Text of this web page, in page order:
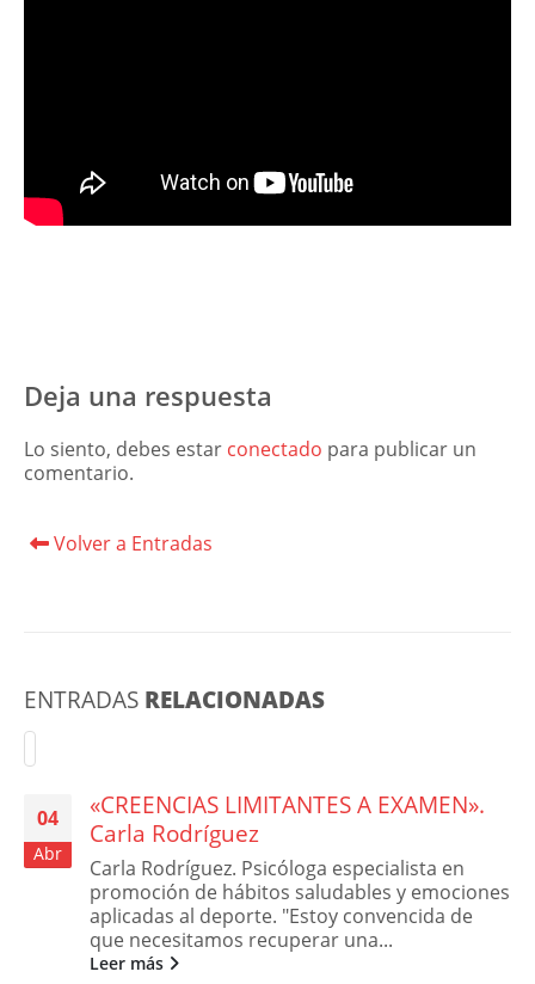
Deja una respuesta
Lo siento, debes estar conectado para publicar un
comentario.
Volver a Entradas
ENTRADAS RELACIONADAS
04
Abr
«CREENCIAS LIMITANTES A EXAMEN».
Carla Rodríguez
Carla Rodríguez. Psicóloga especialista en
promoción de hábitos saludables y emociones
aplicadas al deporte. "Estoy convencida de
que necesitamos recuperar una...
Leer más